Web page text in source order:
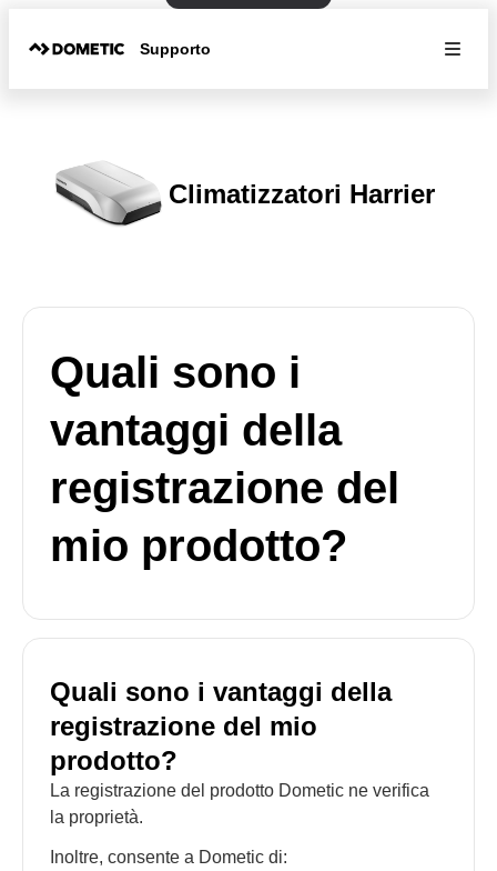
Supporto
Climatizzatori Harrier
Quali sono i
vantaggi della
registrazione del
mio prodotto?
Quali sono i vantaggi della
registrazione del mio
prodotto?
La registrazione del prodotto Dometic ne verifica
la proprietà.
Inoltre, consente a Dometic di: